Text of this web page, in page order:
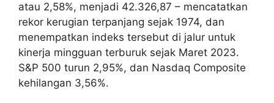
atau 2,58%, menjadi 42.326,87 – mencatatkan
rekor kerugian terpanjang sejak 1974, dan
menempatkan indeks tersebut di jalur untuk
kinerja mingguan terburuk sejak Maret 2023.
S&P 500 turun 2,95%, dan Nasdaq Composite
kehilangan 3,56%.